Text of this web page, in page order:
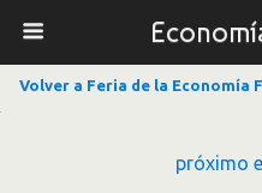
Volver a Feria de la Economía
próximo